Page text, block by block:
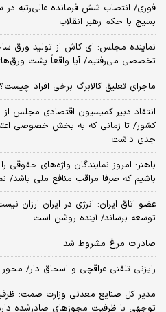
فوری/ انتصاب شش فرمانده عالی‌رتبه در
بسیج با حکم رهبر انقلاب
نماینده مجلس: ای‌ کاش از تولید ورق
تخصصی می‌رفتیم/ آیا واقعاً پشت
ماجرای تعلیق کالابرگ برخی افراد
انتقاد دبیر کمیسیون اقتصادی مجلس
کشور/ تا زمانی که به بخش خصوصی
جدی داشت
باهنر: امروز نمایندگان واژه‌های حقوقی
باشیم که صرفا مراقب منافع ملی باشد/
عضو اتاق ایران: انرژی در ایران ارزان
توسعه برساند/ آینده روشن است
صادرات مرغ مشروط شد
رایزنی تلفنی عراقچی و اسحاق دار/
مدیر کل صنایع معدنی وزارت صمت:
توجهی با ظرفیت مجوزهای صادرشده